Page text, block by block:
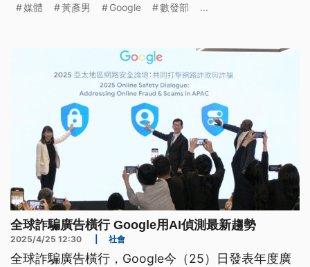
國總統川普上台後強調關稅公平性，立法恐引發美國
媒體 黃彥男 Google 數發部 ...
全球詐騙廣告橫行 Google用AI偵測最新趨勢
2025/4/25 12:30 社會
全球詐騙廣告橫行，Google今（25）日發表年度廣